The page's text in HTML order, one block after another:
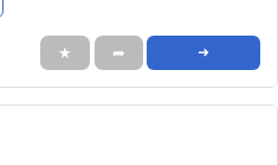
★ ➦ ➜